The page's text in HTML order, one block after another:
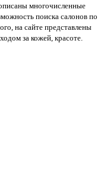
многочисленные
поиска салонов по
на сайте представлены
за кожей, красоте.